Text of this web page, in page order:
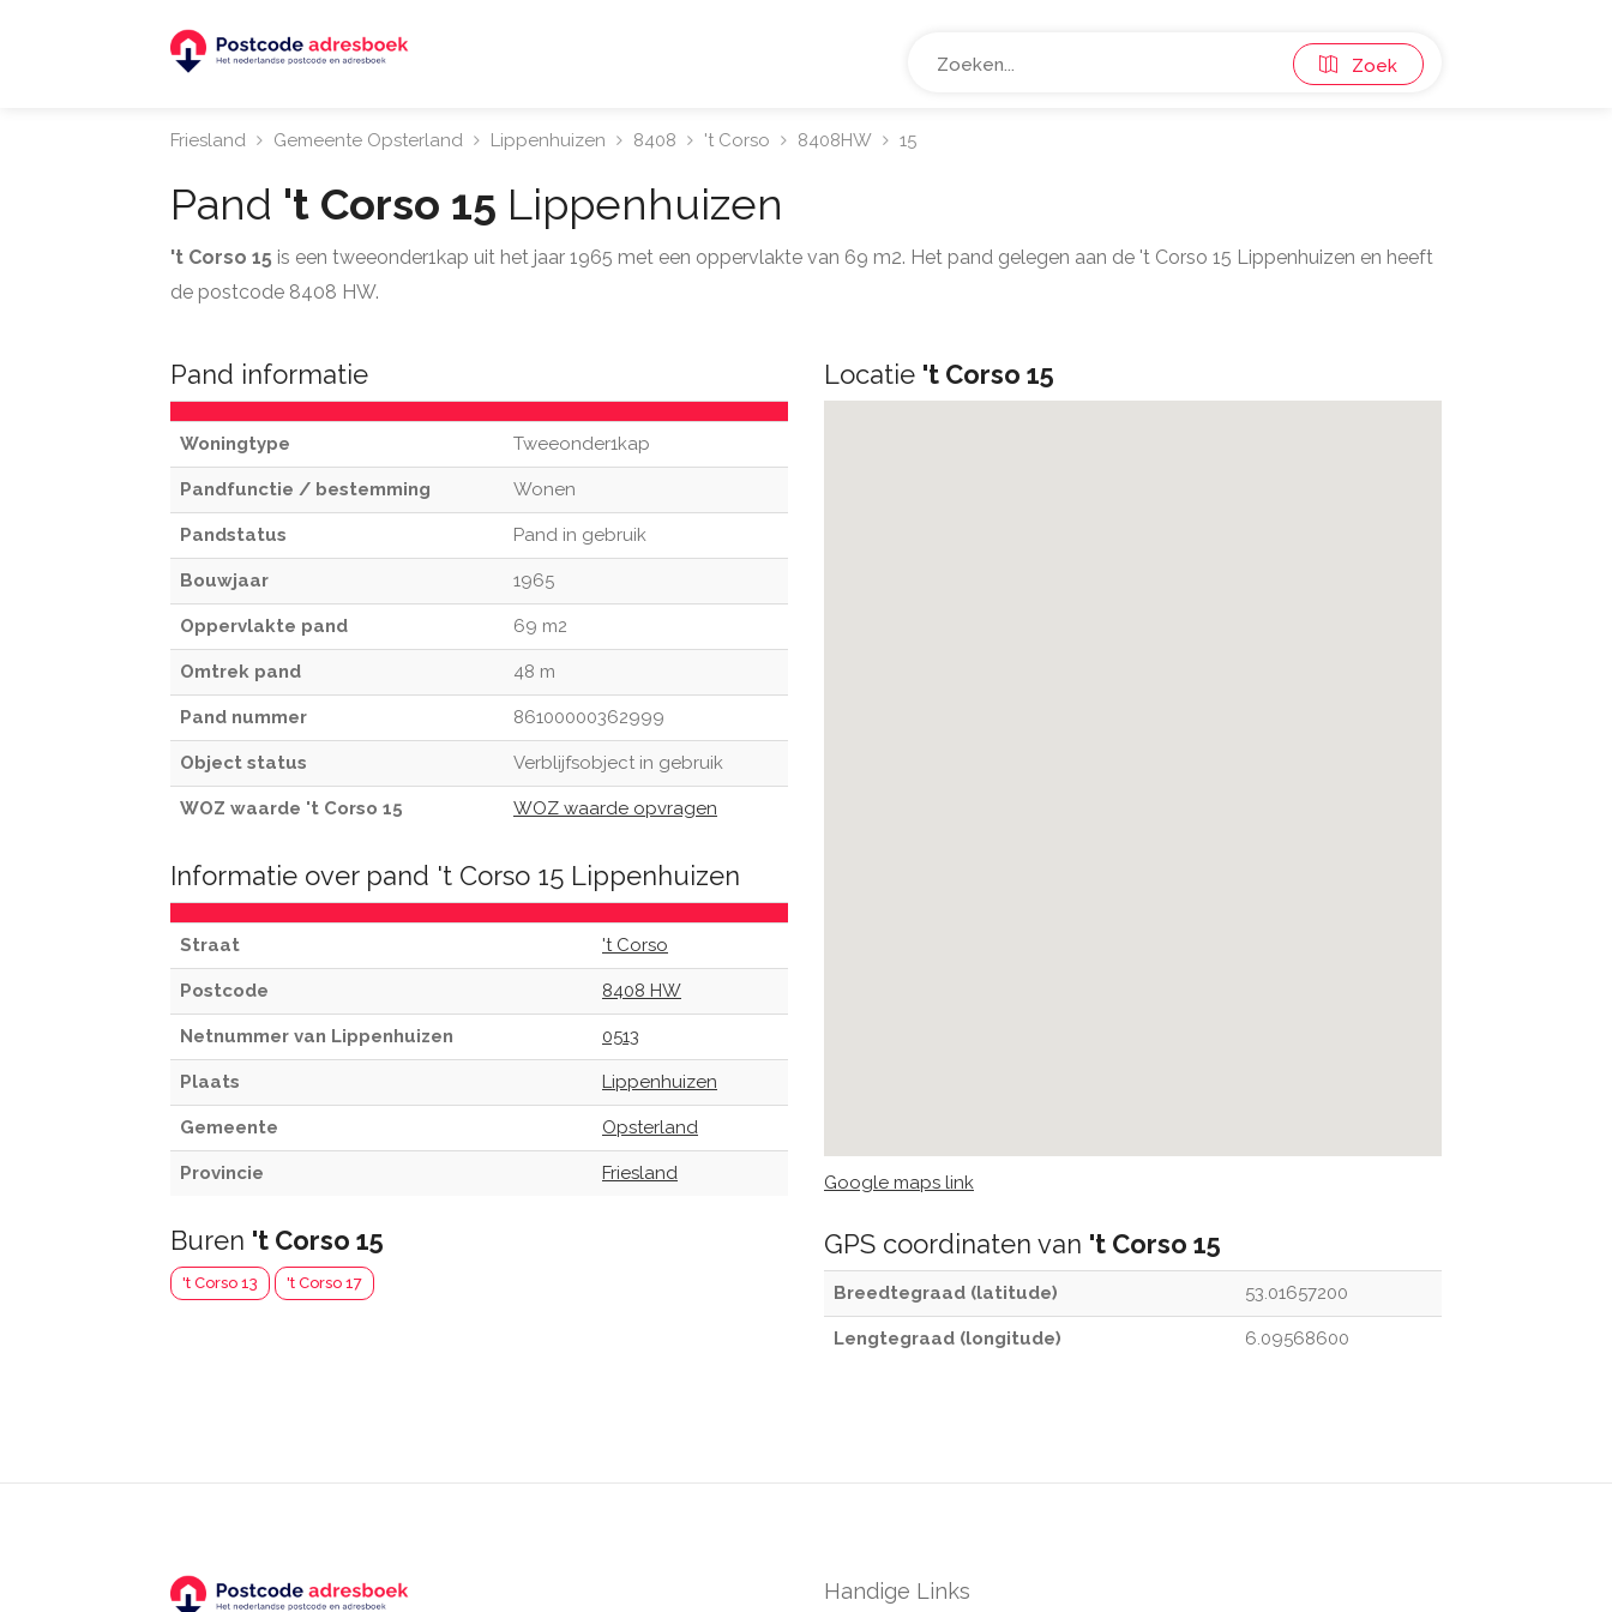
Zoek
Friesland Gemeente Opsterland Lippenhuizen 8408 't Corso 8408HW 15
Pand 't Corso 15 Lippenhuizen
't Corso 15 is een tweeonder1kap uit het jaar 1965 met een oppervlakte van 69 m2. Het pand gelegen aan de 't Corso 15 Lippenhuizen en heeft
de postcode 8408 HW.
Pand informatie
Woningtype Tweeonder1kap
Pandfunctie / bestemming Wonen
Pandstatus Pand in gebruik
Bouwjaar 1965
Oppervlakte pand 69 m2
Omtrek pand 48 m
Pand nummer 86100000362999
Object status Verblijfsobject in gebruik
WOZ waarde 't Corso 15 WOZ waarde opvragen
Informatie over pand 't Corso 15 Lippenhuizen
Straat 't Corso
Postcode 8408 HW
Netnummer van Lippenhuizen 0513
Plaats Lippenhuizen
Gemeente Opsterland
Provincie Friesland
Buren 't Corso 15
't Corso 13 't Corso 17
Locatie 't Corso 15
Google maps link
GPS coordinaten van 't Corso 15
Breedtegraad (latitude) 53.01657200
Lengtegraad (longitude) 6.09568600
Handige Links